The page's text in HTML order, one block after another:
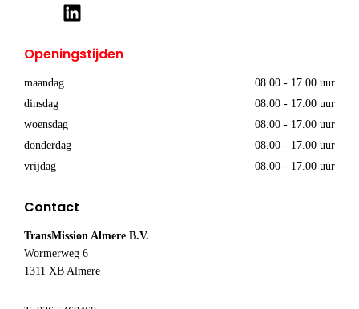
Openingstijden
maandag
08.00 - 17.00 uur
dinsdag
08.00 - 17.00 uur
woensdag
08.00 - 17.00 uur
donderdag
08.00 - 17.00 uur
vrijdag
08.00 - 17.00 uur
Contact
TransMission Almere B.V.
Wormerweg 6
1311 XB Almere